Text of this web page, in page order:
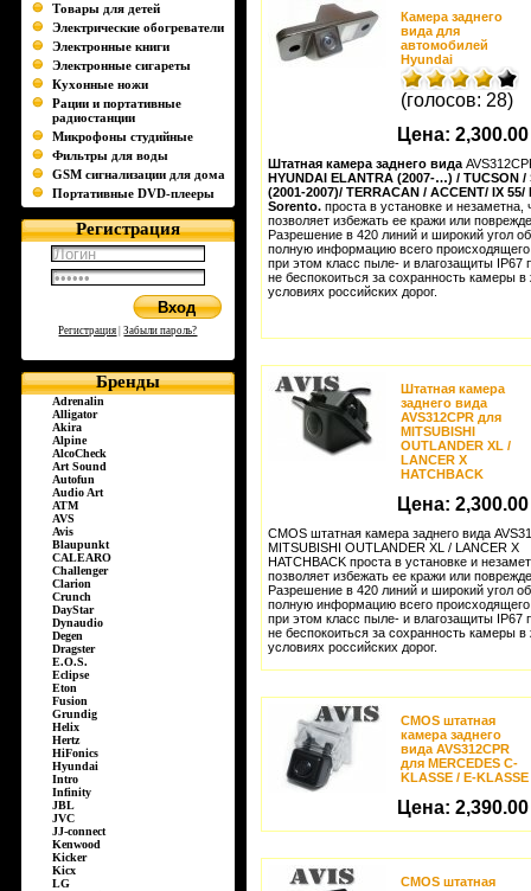
Товары для детей
Электрические обогреватели
Электронные книги
Электронные сигареты
Кухонные ножи
Рации и портативные
радиостанции
Микрофоны студийные
Фильтры для воды
GSM сигнализации для дома
Портативные DVD-плееры
Регистрация
Регистрация |Забыли пароль?
Бренды
Adrenalin
Alligator
Akira
Alpine
AlcoCheck
Art Sound
Autofun
Audio Art
ATM
AVS
Avis
Blaupunkt
CALEARO
Challenger
Clarion
Crunch
DayStar
Dynaudio
Degen
Dragster
E.O.S.
Eclipse
Eton
Fusion
Grundig
Helix
Hertz
HiFonics
Hyundai
Intro
Infinity
JBL
JVC
JJ-connect
Kenwood
Kicker
Kicx
LG
Камера заднего
вида для
автомобилей
Hyundai
(голосов: 28)
Цена:
Штатная камера заднего вида
HYUNDAI ELANTRA (2007-…) / TUCSON /
(2001-2007)/ TERRACAN / ACCENT/ IX 55/
Sorento. проста в установке и незаметна,
позволяет избежать ее кражи или
Разрешение в 420 линий и широкий угол
полную информацию всего происходящего
при этом класс пыле- и влагозащиты IP67
не беспокоиться за сохранность камеры в
условиях российских дорог.
Штатная камера
заднего вида
AVS312CPR для
MITSUBISHI
OUTLANDER XL /
LANCER X
HATCHBACK
Цена:
CMOS штатная камера заднего вида
MITSUBISHI OUTLANDER XL / LANCER X
HATCHBACK проста в установке и
позволяет избежать ее кражи или
Разрешение в 420 линий и широкий угол
полную информацию всего происходящего
при этом класс пыле- и влагозащиты IP67
не беспокоиться за сохранность камеры в
условиях российских дорог.
CMOS штатная
камера заднего
вида AVS312CPR
для MERCEDES C-
KLASSE / E-KLASSE
Цена:
CMOS штатная